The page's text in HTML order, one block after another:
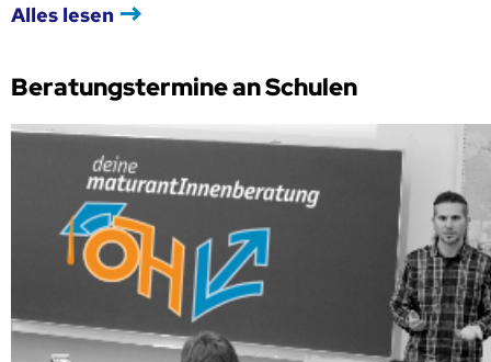
Alles lesen
Beratungstermine an Schulen